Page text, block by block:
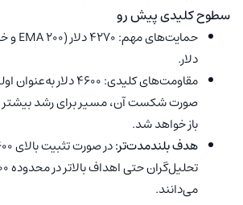
سطوح کلیدی پیش رو
دلار.
مقاومت‌های کلیدی: ۴۶۰۰
باز خواهد شد.
هدف بلندمدت‌تر:
می‌دانند.